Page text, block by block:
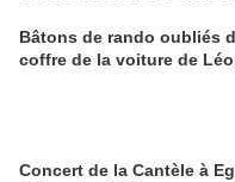
Bâtons de rando oubliés
coffre de la voiture de
Concert de la Cantèle à